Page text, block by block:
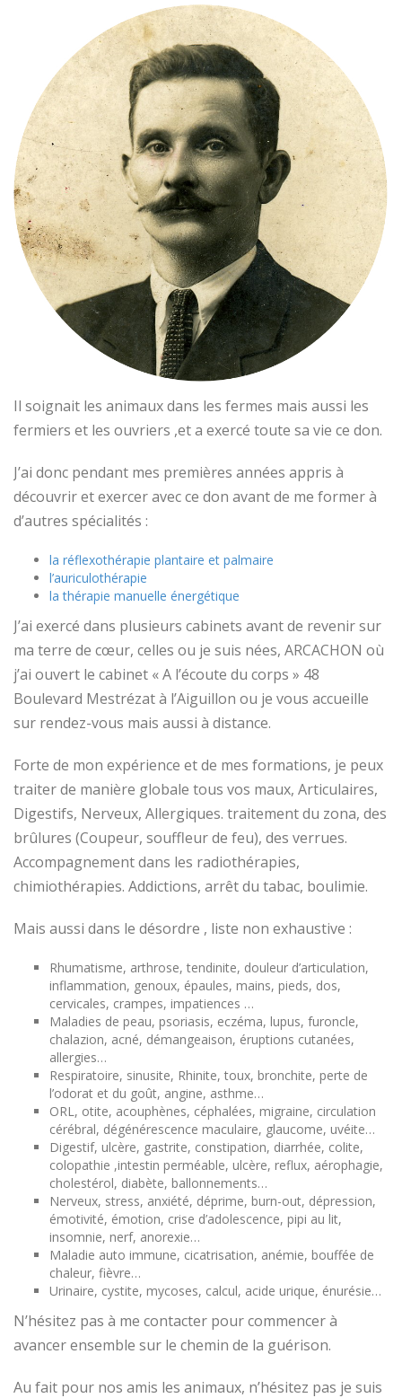
Il soignait les animaux dans les fermes mais aussi les
fermiers et les ouvriers ,et a exercé toute sa vie ce don.
J’ai donc pendant mes premières années appris à
découvrir et exercer avec ce don avant de me former à
d’autres spécialités :
la réflexothérapie plantaire et palmaire
l’auriculothérapie
la thérapie manuelle énergétique
J’ai exercé dans plusieurs cabinets avant de revenir sur
ma terre de cœur, celles ou je suis nées, ARCACHON où
j’ai ouvert le cabinet « A l’écoute du corps » 48
Boulevard Mestrézat à l’Aiguillon ou je vous accueille
sur rendez-vous mais aussi à distance.
Forte de mon expérience et de mes formations, je peux
traiter de manière globale tous vos maux, Articulaires,
Digestifs, Nerveux, Allergiques. traitement du zona, des
brûlures (Coupeur, souffleur de feu), des verrues.
Accompagnement dans les radiothérapies,
chimiothérapies. Addictions, arrêt du tabac, boulimie.
Mais aussi dans le désordre , liste non exhaustive :
Rhumatisme, arthrose, tendinite, douleur d’articulation,
inflammation, genoux, épaules, mains, pieds, dos,
cervicales, crampes, impatiences …
Maladies de peau, psoriasis, eczéma, lupus, furoncle,
chalazion, acné, démangeaison, éruptions cutanées,
allergies…
Respiratoire, sinusite, Rhinite, toux, bronchite, perte de
l’odorat et du goût, angine, asthme…
ORL, otite, acouphènes, céphalées, migraine, circulation
cérébral, dégénérescence maculaire, glaucome, uvéite…
Digestif, ulcère, gastrite, constipation, diarrhée, colite,
colopathie ,intestin perméable, ulcère, reflux, aérophagie,
cholestérol, diabète, ballonnements…
Nerveux, stress, anxiété, déprime, burn-out, dépression,
émotivité, émotion, crise d’adolescence, pipi au lit,
insomnie, nerf, anorexie…
Maladie auto immune, cicatrisation, anémie, bouffée de
chaleur, fièvre…
Urinaire, cystite, mycoses, calcul, acide urique, énurésie…
N’hésitez pas à me contacter pour commencer à
avancer ensemble sur le chemin de la guérison.
Au fait pour nos amis les animaux, n’hésitez pas je suis